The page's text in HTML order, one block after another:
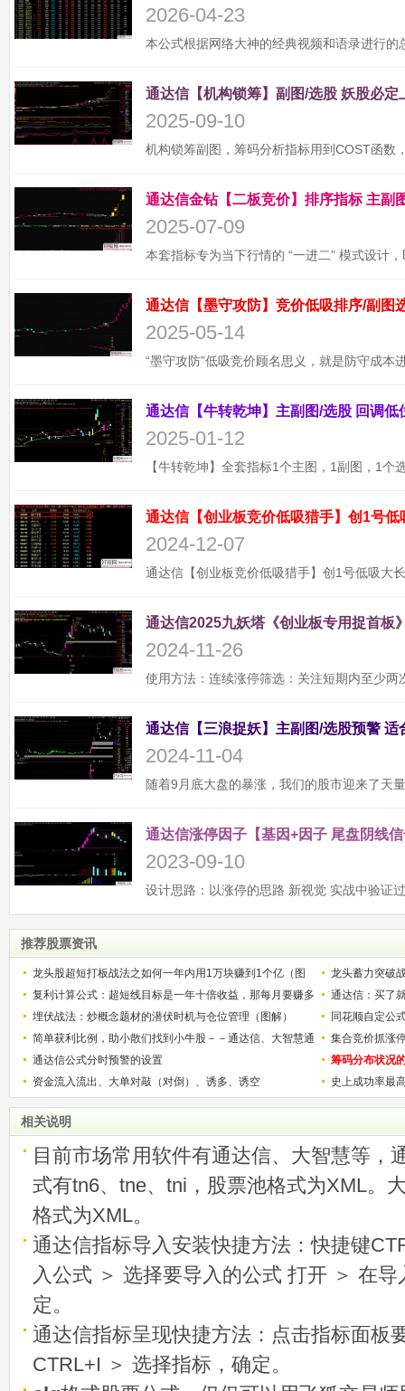
2026-04-23
2025-09-10
2025-07-09
2025-05-14
2025-01-12
通达信【创业板竞价低吸猎手】创1号
2024-12-07
通达信2025九妖塔《创业板专用捉首板
2024-11-26
2024-11-04
通达信涨停因子【基因+因子 尾盘阴线
2023-09-10
推荐股票资讯
龙头股超短打板战法之如何一年内用1万块赚到1个亿（图
解）
龙头蓄力突破
的技巧（图解
复利计算公式：超短线目标是一年十倍收益，那每月要赚多
少？
通达信：买了
埋伏战法：炒概念题材的潜伏时机与仓位管理（图解）
同花顺自定公
简单获利比例，助小散们找到小牛股－－通达信、大智慧通
用
集合竞价抓涨
通达信公式分时预警的设置
筹码分布状况
资金流入流出、大单对敲（对倒）、诱多、诱空
史上成功率最
相关说明
目前市场常用软件有通达信、大智慧等，
式有tn6、tne、tni，股票池格式为XML。
格式为XML。
通达信指标导入安装快捷方法：快捷键
入公式 ＞ 选择要导入的公式 打开 ＞ 在
定。
通达信指标呈现快捷方法：点击指标面板
CTRL+I ＞ 选择指标，确定。